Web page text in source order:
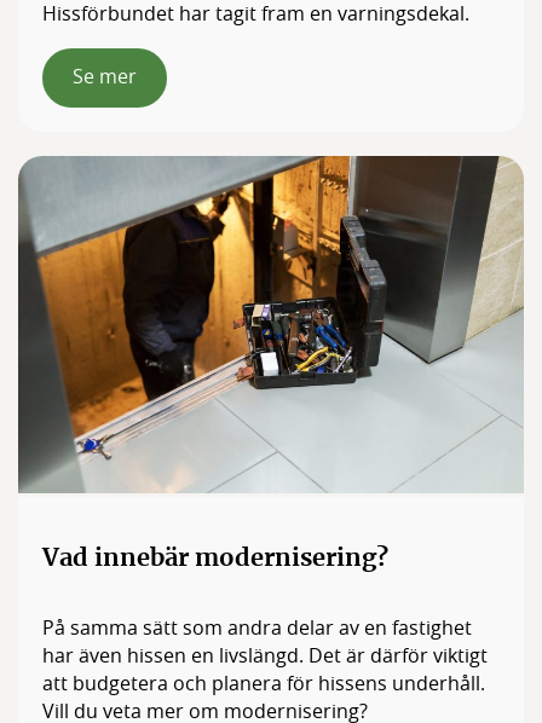
Hissförbundet har tagit fram en varningsdekal.
Se mer
Vad innebär modernisering?
På samma sätt som andra delar av en fastighet
har även hissen en livslängd. Det är därför viktigt
att budgetera och planera för hissens underhåll.
Vill du veta mer om modernisering?